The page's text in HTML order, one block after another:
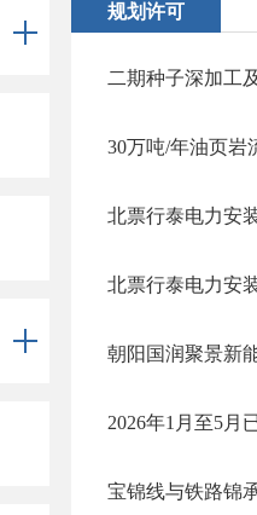
规划许可
二期种子深加工
北票行泰电力安
北票行泰电力安
朝阳国润聚景新
2026年1月至5月
宝锦线与铁路锦